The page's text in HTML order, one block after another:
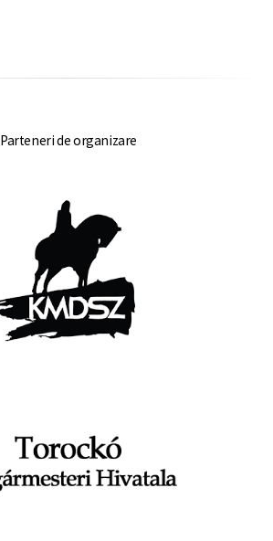
Parteneri de organizare